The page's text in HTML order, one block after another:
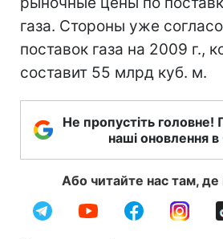
газа. Стороны уже
поставок газа на 2009 г.,
составит 55 млрд куб. м.
Не пропустіть головне!
наші оновлення
Або читайте нас там, де